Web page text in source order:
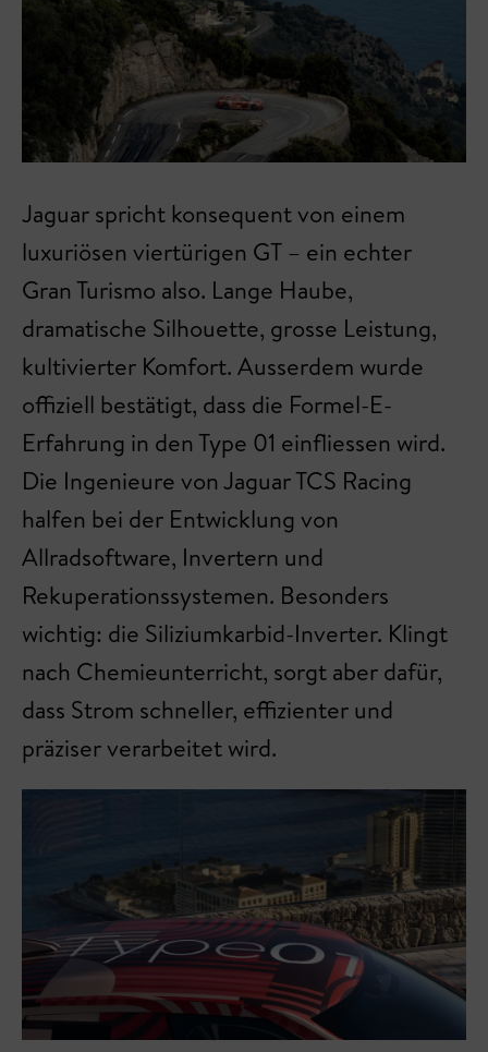
Jaguar spricht konsequent von einem
luxuriösen viertürigen GT – ein echter
Gran Turismo also. Lange Haube,
dramatische Silhouette, grosse Leistung,
kultivierter Komfort. Ausserdem wurde
offiziell bestätigt, dass die Formel-E-
Erfahrung in den Type 01 einfliessen wird.
Die Ingenieure von Jaguar TCS Racing
halfen bei der Entwicklung von
Allradsoftware, Invertern und
Rekuperationssystemen. Besonders
wichtig: die Siliziumkarbid-Inverter. Klingt
nach Chemieunterricht, sorgt aber dafür,
dass Strom schneller, effizienter und
präziser verarbeitet wird.